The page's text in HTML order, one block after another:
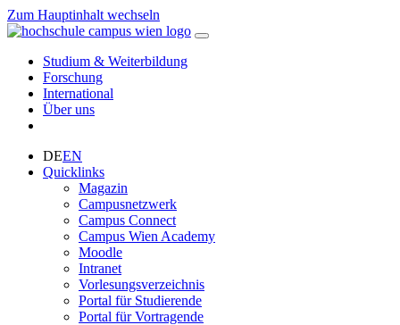
Zum Hauptinhalt wechseln
Studium & Weiterbildung
Forschung
International
Über uns
DEEN
Quicklinks
Magazin
Campusnetzwerk
Campus Connect
Campus Wien Academy
Moodle
Intranet
Vorlesungsverzeichnis
Portal für Studierende
Portal für Vortragende